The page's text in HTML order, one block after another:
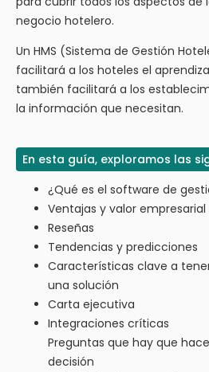
negocio hotelero.
Un HMS (Sistema de Gestión
facilitará a los hoteles el
también facilitará a los
la información que necesitan.
En esta guía, exploramos las
¿Qué es el software de
Ventajas y valor empresarial
Reseñas
Tendencias y predicciones
Características clave a
una solución
Carta ejecutiva
Integraciones críticas
Preguntas que hay que
decisión